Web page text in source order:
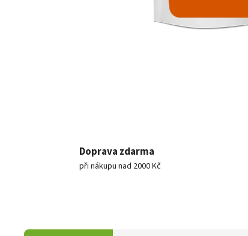
Doprava zdarma
při nákupu nad 2000 Kč